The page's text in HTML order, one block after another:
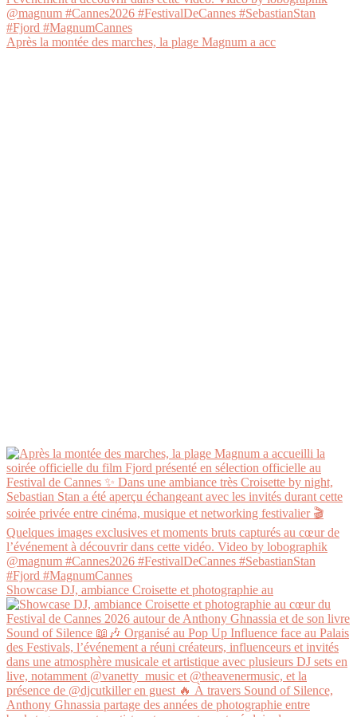
Après la montée des marches, la plage Magnum a acc
Showcase DJ, ambiance Croisette et photographie au